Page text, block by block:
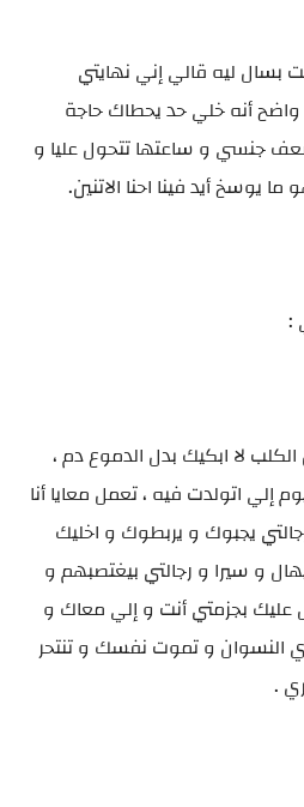
بسال ليه قالي إني نهايتي
أنه خلي حد يحطاك حاجة
جنسي و ساعتها تتحول عليا و
يوسخ أيد فينا احنا الاتنين.
:
الكلب لا ابكيك بدل الدموع دم ،
إلي اتولدت فيه ، تعمل معايا أنا
يجبوك و يربطوك و اخليك
و سيرا و رجالتي بيغتصبهم و
بجزمتي أنت و إلي معاك و
النسوان و تموت نفسك و تنتحر
.